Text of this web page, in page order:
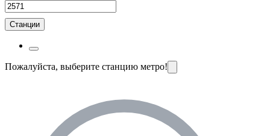
Станции
Пожалуйста, выберите станцию метро!